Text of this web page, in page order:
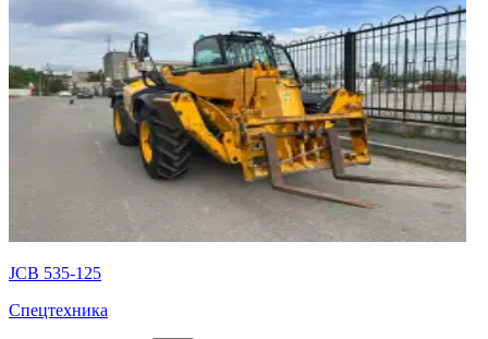
JCB 535-125
Спецтехника